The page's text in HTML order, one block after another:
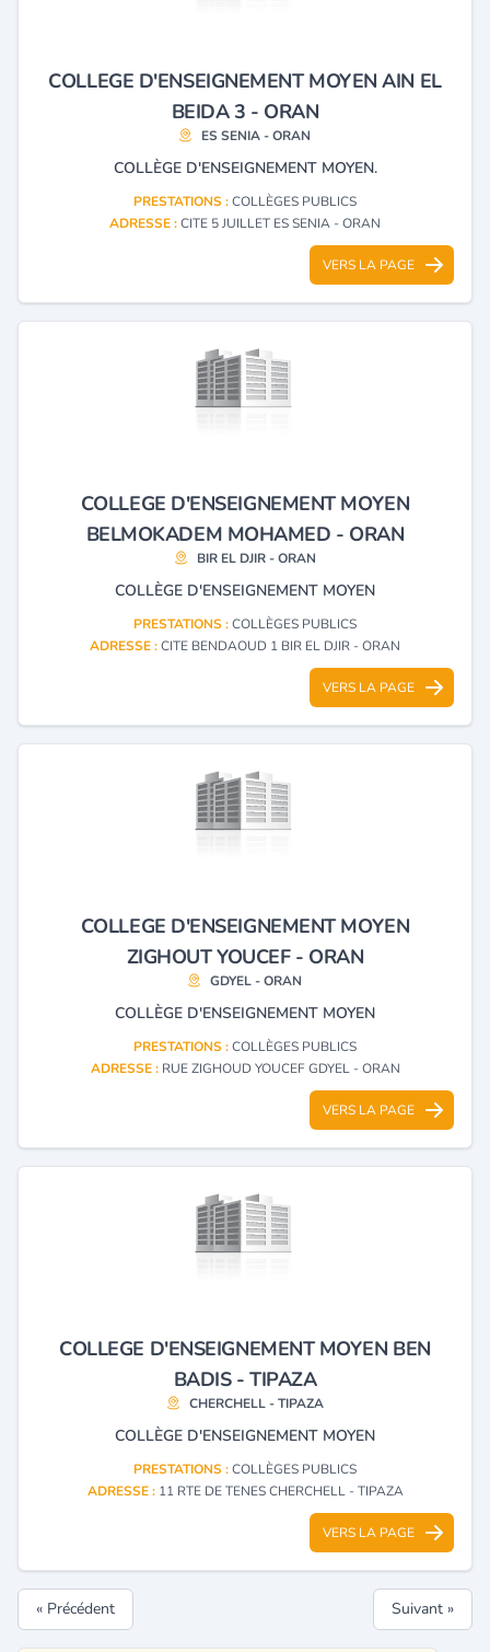
COLLEGE D'ENSEIGNEMENT MOYEN AIN EL
BEIDA 3 - ORAN
ES SENIA - ORAN
COLLÈGE D'ENSEIGNEMENT MOYEN.
PRESTATIONS :COLLÈGES PUBLICS
ADRESSE :CITE 5 JUILLET ES SENIA - ORAN
VERS LA PAGE
COLLEGE D'ENSEIGNEMENT MOYEN
BELMOKADEM MOHAMED - ORAN
BIR EL DJIR - ORAN
COLLÈGE D'ENSEIGNEMENT MOYEN
PRESTATIONS :COLLÈGES PUBLICS
ADRESSE :CITE BENDAOUD 1 BIR EL DJIR - ORAN
VERS LA PAGE
COLLEGE D'ENSEIGNEMENT MOYEN
ZIGHOUT YOUCEF - ORAN
GDYEL - ORAN
COLLÈGE D'ENSEIGNEMENT MOYEN
PRESTATIONS :COLLÈGES PUBLICS
ADRESSE : RUE ZIGHOUD YOUCEF GDYEL - ORAN
VERS LA PAGE
COLLEGE D'ENSEIGNEMENT MOYEN BEN
BADIS - TIPAZA
CHERCHELL - TIPAZA
COLLÈGE D'ENSEIGNEMENT MOYEN
PRESTATIONS :COLLÈGES PUBLICS
ADRESSE : 11 RTE DE TENES CHERCHELL - TIPAZA
VERS LA PAGE
« Précédent Suivant »